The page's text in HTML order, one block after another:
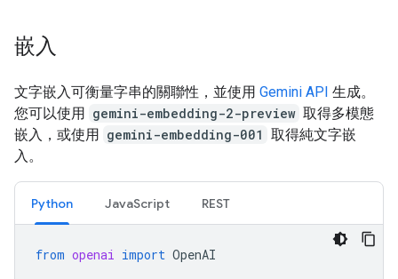
嵌入
文字嵌入可衡量字串的關聯性，並使用 Gemini API 生成。
您可以使用 gemini-embedding-2-preview 取得多模態
嵌入，或使用 gemini-embedding-001 取得純文字嵌
入。
Python JavaScript REST
from openai import OpenAI